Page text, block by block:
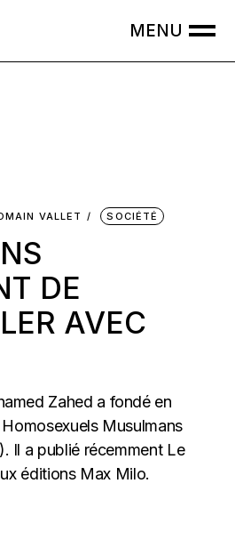
VALLET SOCIÉTÉ
DE
AVEC
Zahed a fondé en
Musulmans
Il a publié récemment Le
éditions Max Milo.